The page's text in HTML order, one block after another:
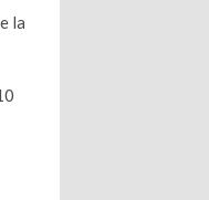
la